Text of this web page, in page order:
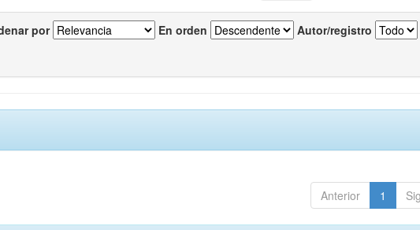
por En orden Autor/registro
Anterior 1